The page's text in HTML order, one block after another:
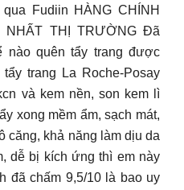
Fudiin HÀNG CHÍNH
NHẤT THỊ TRƯỜNG Đã
nào quên tẩy trang được
trang La Roche-Posay
và kem nền, son kem lì
xong mềm ẩm, sạch mát,
căng, khả năng làm dịu da
dễ bị kích ứng thì em này
đã chấm 9,5/10 là bao uy